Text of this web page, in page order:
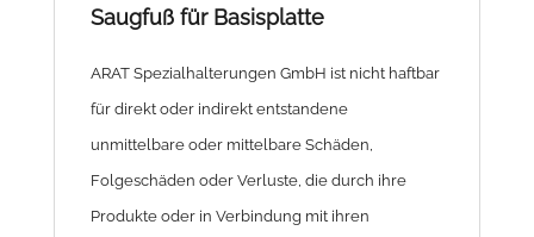
Saugfuß für Basisplatte
ARAT Spezialhalterungen GmbH ist nicht haftbar
für direkt oder indirekt entstandene
unmittelbare oder mittelbare Schäden,
Folgeschäden oder Verluste, die durch ihre
Produkte oder in Verbindung mit ihren